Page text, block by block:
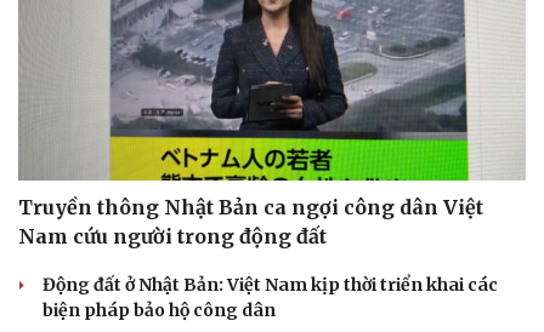
Truyền thông Nhật Bản ca ngợi công dân Việt
Nam cứu người trong động đất
Động đất ở Nhật Bản: Việt Nam kịp thời triển khai các
biện pháp bảo hộ công dân